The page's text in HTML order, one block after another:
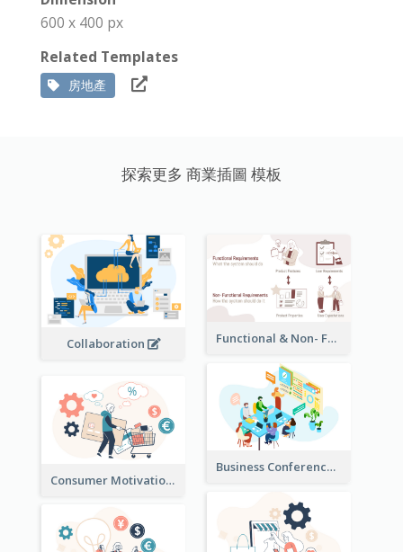
600 x 400 px
Related Templates
房地產
探索更多 商業插圖 模板
Collaboration Functional & Non- Functional Requirements Illustration
Business Conference Illustration
Consumer Motivation Illustration